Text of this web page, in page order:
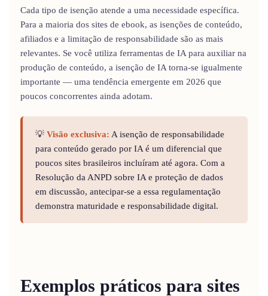
Cada tipo de isenção atende a uma necessidade específica.
Para a maioria dos sites de ebook, as isenções de conteúdo,
afiliados e a limitação de responsabilidade são as mais
relevantes. Se você utiliza ferramentas de IA para auxiliar na
produção de conteúdo, a isenção de IA torna-se igualmente
importante — uma tendência emergente em 2026 que
poucos concorrentes ainda adotam.
💡 Visão exclusiva: A isenção de responsabilidade
para conteúdo gerado por IA é um diferencial que
poucos sites brasileiros incluíram até agora. Com a
Resolução da ANPD sobre IA e proteção de dados
em discussão, antecipar-se a essa regulamentação
demonstra maturidade e responsabilidade digital.
Exemplos práticos para sites